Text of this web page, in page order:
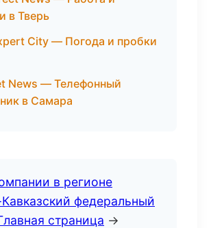
в Тверь
City — Погода и пробки
News — Телефонный
в Самара
в регионе
федеральный
страница →